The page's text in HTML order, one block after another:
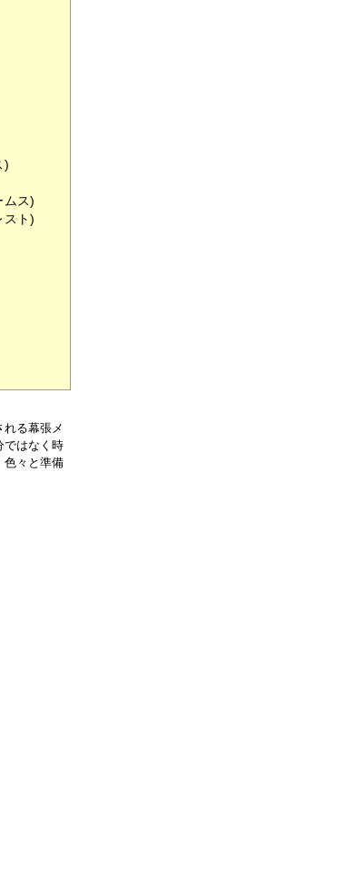
)
ス)
ト)
る幕張メ
ではなく時
色々と準備